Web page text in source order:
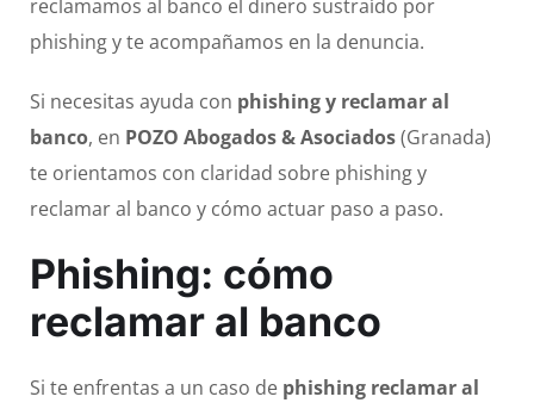
reclamamos al banco el dinero sustraído por
phishing y te acompañamos en la denuncia.
Si necesitas ayuda con phishing y reclamar al
banco, en POZO Abogados & Asociados(Granada)
te orientamos con claridad sobre phishing y
reclamar al banco y cómo actuar paso a paso.
Phishing: cómo
reclamar al banco
Si te enfrentas a un caso de phishing reclamar al